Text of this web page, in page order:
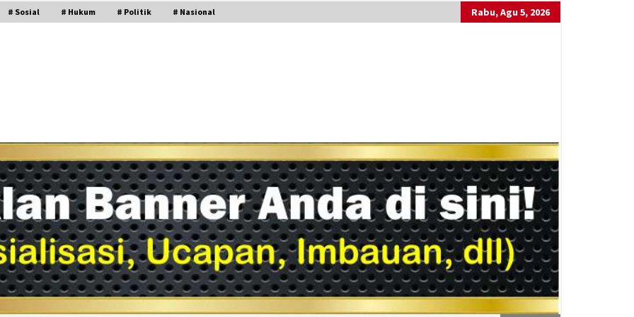
# Sosial # Hukum # Politik # Nasional Rabu, Agu 5, 2026